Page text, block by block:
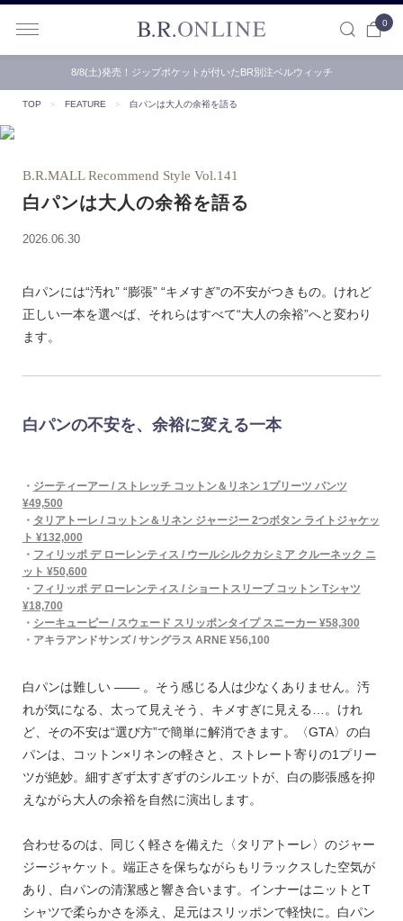
0
8/8(土)発売！ジップポケットが付いたBR別注ベルウィッチ
TOP ＞ FEATURE ＞ 白パンは大人の余裕を語る
B.R.MALL Recommend Style Vol.141
白パンは大人の余裕を語る
2026.06.30
白パンには“汚れ” “膨張” “キメすぎ”の不安がつきもの。けれど
正しい一本を選べば、それらはすべて“大人の余裕”へと変わり
ます。
白パンの不安を、余裕に変える一本
・ ジーティーアー / ストレッチ コットン＆リネン 1プリーツ パンツ
¥49,500
・ タリアトーレ / コットン＆リネン ジャージー 2つボタン ライトジャケッ
ト ¥132,000
・ フィリッポ デ ローレンティス / ウールシルクカシミア クルーネック ニ
ット ¥50,600
・ フィリッポ デ ローレンティス / ショートスリーブ コットン Tシャツ
¥18,700
・ シーキューピー / スウェード スリッポンタイプ スニーカー ¥58,300
・アキラアンドサンズ / サングラス ARNE ¥56,100
白パンは難しい —— 。そう感じる人は少なくありません。汚
れが気になる、太って見えそう、キメすぎに見える…。けれ
ど、その不安は“選び方”で簡単に解消できます。〈GTA〉の白
パンは、コットン×リネンの軽さと、ストレート寄りの1プリー
ツが絶妙。細すぎず太すぎずのシルエットが、白の膨張感を抑
えながら大人の余裕を自然に演出します。
合わせるのは、同じく軽さを備えた〈タリアトーレ〉のジャー
ジージャケット。端正さを保ちながらもリラックスした空気が
あり、白パンの清潔感と響き合います。インナーはニットとT
シャツで柔らかさを添え、足元はスリッポンで軽快に。白パン